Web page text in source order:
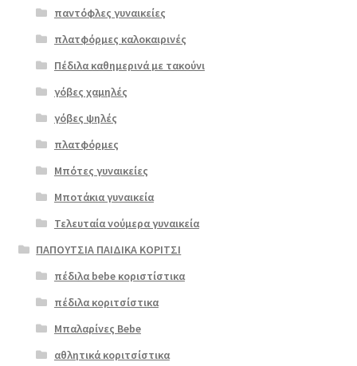
Επιλο
παντόφλες γυναικείες
πλατφόρμες καλοκαιρινές
Πέδιλα καθημερινά με τακούνι
γόβες χαμηλές
γόβες ψηλές
πλατφόρμες
Μπότες γυναικείες
Μποτάκια γυναικεία
Τελευταία νούμερα γυναικεία
ΠΑΠΟΥΤΣΙΑ ΠΑΙΔΙΚΑ ΚΟΡΙΤΣΙ
πέδιλα bebe κοριστίστικα
πέδιλα κοριτσίστικα
Μπαλαρίνες Bebe
αθλητικά κοριτσίστικα